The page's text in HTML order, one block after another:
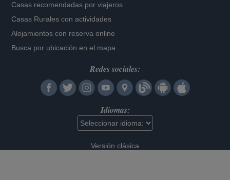
Casas recomendadas por viajeros
Casas Rurales con actividades
Alojamientos con reserva online
Busca por ubicación en el mapa
Redes sociales:
Idiomas:
Versión clásica